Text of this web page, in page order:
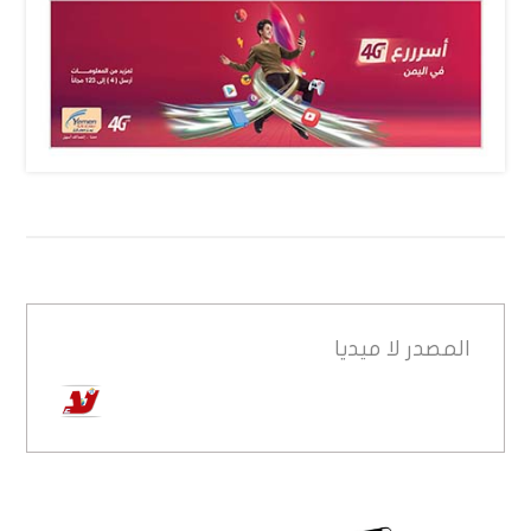
المصدر لا ميديا